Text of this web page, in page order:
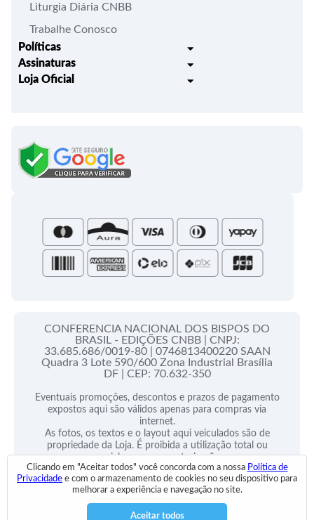
Liturgia Diária CNBB
Trabalhe Conosco
Políticas
Trocas e Devoluções
Assinaturas
Liturgia Igreja em Oração
Roteiros Homiléticos
Folhetos e Partituras
Loja Oficial
Bíblias - Tradução Oficial
Campanha da Fraternidade
CONFERENCIA NACIONAL DOS BISPOS DO
BRASIL - EDIÇÕES CNBB | CNPJ:
33.685.686/0019-80 | 0746813400220 SAAN
Quadra 3 Lote 590/600 Zona Industrial Brasília
DF | CEP: 70.632-350
Eventuais promoções, descontos e prazos de pagamento
expostos aqui são válidos apenas para compras via
internet.
As fotos, os textos e o layout aqui veiculados são de
propriedade da Loja. É proibida a utilização total ou
parcial sem nossa autorização.
2025 © Todos Direitos Reservados
Desenvolvido por:
Clicando em "Aceitar todos" você concorda com a nossa Política de
Privacidade e com o armazenamento de cookies no seu dispositivo para
melhorar a experiência e navegação no site.
Aceitar todos